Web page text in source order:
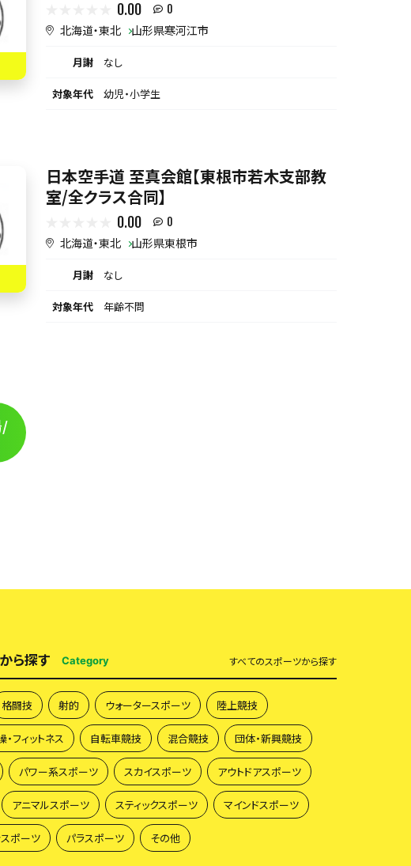
0.00 0
北海道・東北 山形県寒河江市
月謝 なし
対象年代 幼児・小学生
日本空手道 至真会館【東根市若木支部教
室/全クラス合同】
0.00 0
北海道・東北 山形県東根市
月謝 なし
対象年代 年齢不問
/
ら探す Category すべてのスポーツから探す
格闘技 射的 ウォータースポーツ 陸上競技
・フィットネス 自転車競技 混合競技 団体・新興競技
パワー系スポーツ スカイスポーツ アウトドアスポーツ
アニマルスポーツ スティックスポーツ マインドスポーツ
ポーツ パラスポーツ その他